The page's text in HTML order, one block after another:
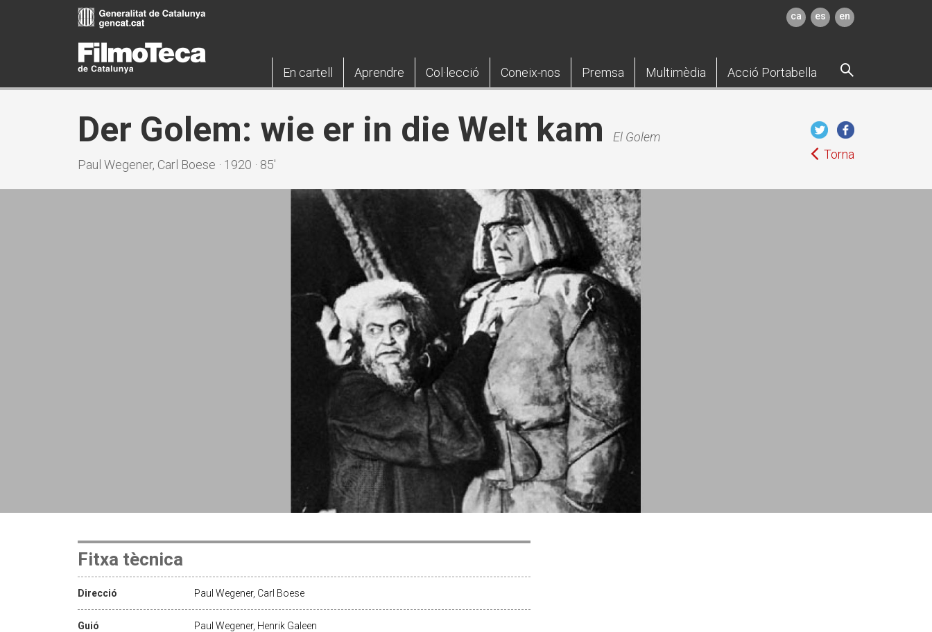
ca es en
En cartell Aprendre Col·lecció Coneix-nos Premsa Multimèdia Acció Portabella
Der Golem: wie er in die Welt kam
El Golem
Paul Wegener, Carl Boese · 1920 · 85'
Torna
Fitxa tècnica
Direcció Paul Wegener, Carl Boese
Guió Paul Wegener, Henrik Galeen